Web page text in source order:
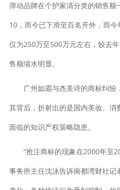
弹动品牌在个护家清分类的销售
10，而今已下滑至百名开外，而
仅为250万至500万元左右，较去
售额缩水明显。
广州如霜与杰美诗的商标纠纷
其背后，折射出的是国内美妆、
面临的知识产权策略隐患。
“抢注商标的现象在2000年至
事务所主任沈泳告诉南都湾财社